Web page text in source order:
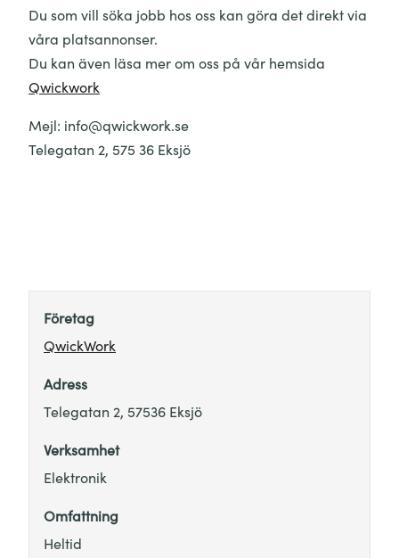
Du som vill söka jobb hos oss kan göra det direkt via
våra platsannonser.
Du kan även läsa mer om oss på vår hemsida
Qwickwork
Mejl: info@qwickwork.se
Telegatan 2, 575 36 Eksjö
Företag
QwickWork
Adress
Telegatan 2, 57536 Eksjö
Verksamhet
Elektronik
Omfattning
Heltid